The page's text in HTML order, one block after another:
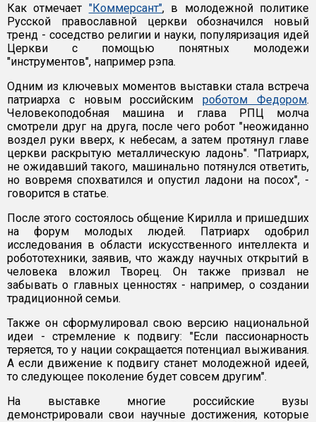
Как отмечает "Коммерсант", в молодежной политике
Русской православной церкви обозначился новый
тренд - соседство религии и науки, популяризация идей
Церкви с помощью понятных молодежи
"инструментов", например рэпа.
Одним из ключевых моментов выставки стала встреча
патриарха с новым российскимроботом Федором.
Человекоподобная машина и глава РПЦ молча
смотрели друг на друга, после чего робот "неожиданно
воздел руки вверх, к небесам, а затем протянул главе
церкви раскрытую металлическую ладонь". "Патриарх,
не ожидавший такого, машинально потянулся ответить,
но вовремя спохватился и опустил ладони на посох", -
говорится в статье.
После этого состоялось общение Кирилла и пришедших
на форум молодых людей. Патриарх одобрил
исследования в области искусственного интеллекта и
робототехники, заявив, что жажду научных открытий в
человека вложил Творец. Он также призвал не
забывать о главных ценностях - например, о создании
традиционной семьи.
Также он сформулировал свою версию национальной
идеи - стремление к подвигу: "Если пассионарность
теряется, то у нации сокращается потенциал выживания.
А если движение к подвигу станет молодежной идеей,
то следующее поколение будет совсем другим".
На выставке многие российские вузы
демонстрировали свои научные достижения, которые